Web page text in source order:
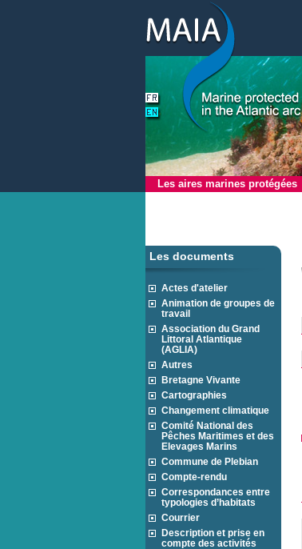
Les aires marines protégées
Les documents
Actes d'atelier
Animation de groupes de
travail
Association du Grand
Littoral Atlantique
(AGLIA)
Autres
Bretagne Vivante
Cartographies
Changement climatique
Comité National des
Pêches Maritimes et des
Elevages Marins
Commune de Plebian
Compte-rendu
Correspondances entre
typologies d’habitats
Courrier
Description et prise en
compte des activités